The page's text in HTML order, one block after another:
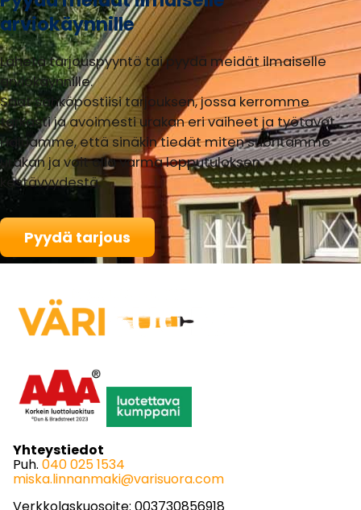
arviokäynnille
Lähetä tarjouspyyntö tai pyydä meidät ilmaiselle
arviokäynnille.
Saat sähköpostiisi tarjouksen, jossa kerromme
tarkasti ja avoimesti urakan eri vaiheet ja työtavat.
Haluamme, että sinäkin tiedät miten suoritamme
urakan ja voit olla varma lopputuloksen
kestävyydestä.
Pyydä tarjous
Yhteystiedot
Puh. 040 025 1534
miska.linnanmaki@varisuora.com